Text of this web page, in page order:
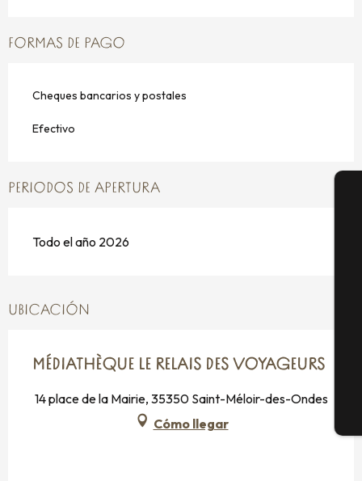
FORMAS DE PAGO
Cheques bancarios y postales
Efectivo
PERIODOS DE APERTURA
Todo el año 2026
UBICACIÓN
MÉDIATHÈQUE LE RELAIS DES VOYAGEURS
14 place de la Mairie, 35350 Saint-Méloir-des-Ondes
Cómo llegar